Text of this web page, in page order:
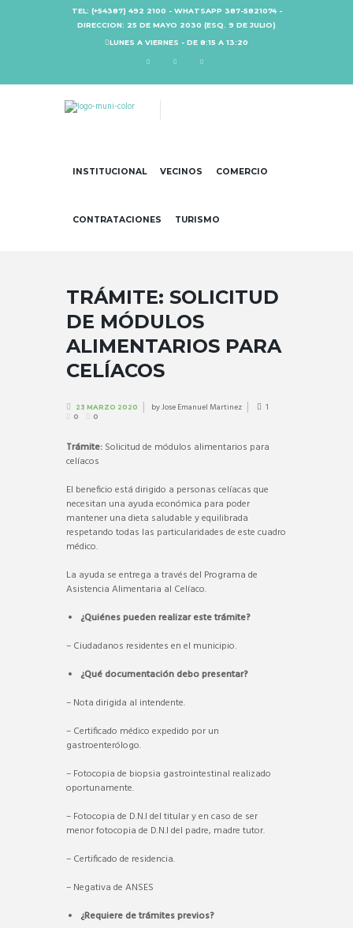
TEL: (+54387) 492 2100 - WHATSAPP 387-5821074 -
DIRECCION: 25 DE MAYO 2030 (ESQ. 9 DE JULIO)
LUNES A VIERNES - DE 8:15 A 13:20
INSTITUCIONAL VECINOS COMERCIO
CONTRATACIONES TURISMO
TRÁMITE: SOLICITUD
DE MÓDULOS
ALIMENTARIOS PARA
CELÍACOS
23 MARZO 2020 byJose Emanuel Martinez 1
0 0
Trámite: Solicitud de módulos alimentarios para
celíacos
El beneficio está dirigido a personas celíacas que
necesitan una ayuda económica para poder
mantener una dieta saludable y equilibrada
respetando todas las particularidades de este cuadro
médico.
La ayuda se entrega a través del Programa de
Asistencia Alimentaria al Celíaco.
¿Quiénes pueden realizar este trámite?
– Ciudadanos residentes en el municipio.
¿Qué documentación debo presentar?
– Nota dirigida al intendente.
– Certificado médico expedido por un
gastroenterólogo.
– Fotocopia de biopsia gastrointestinal realizado
oportunamente.
– Fotocopia de D.N.I del titular y en caso de ser
menor fotocopia de D.N.I del padre, madre tutor.
– Certificado de residencia.
– Negativa de ANSES
¿Requiere de trámites previos?